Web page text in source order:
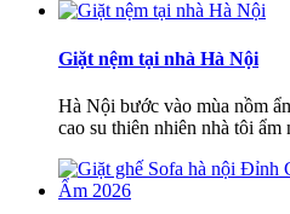
Giặt nệm tại nhà Hà Nội
Hà Nội bước vào mùa nồm
cao su thiên nhiên nhà tôi ẩm